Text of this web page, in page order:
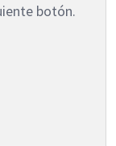
botón.